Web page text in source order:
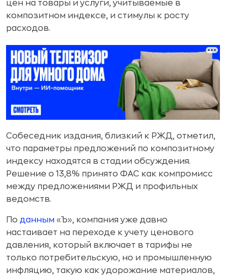
цен на товары и услуги, учитываемые в
композитном индексе, и стимулы к росту
расходов.
Собеседник издания, близкий к РЖД, отметил,
что параметры предложений по композитному
индексу находятся в стадии обсуждения.
Решение о 13,8% принято ФАС как компромисс
между предложениями РЖД и профильных
ведомств.
По данным «Ъ», компания уже давно
настаивает на переходе к учету ценового
давления, который включает в тарифы не
только потребительскую, но и промышленную
инфляцию, такую как удорожание материалов,